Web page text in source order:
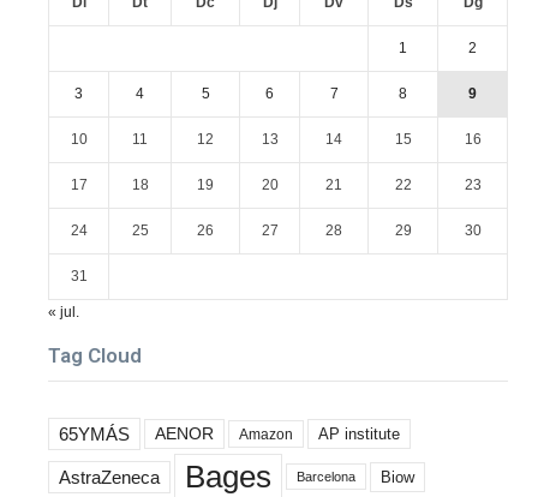
1 2
3 4 5 6 7 8 9
10 11 12 13 14 15 16
17 18 19 20 21 22 23
24 25 26 27 28 29 30
31
« jul.
Tag Cloud
65YMÁS AENOR Amazon AP institute
AstraZeneca Bages Barcelona Biow